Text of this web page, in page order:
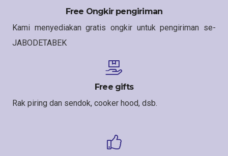
Free Ongkir pengiriman
Kami menyediakan gratis ongkir untuk pengiriman se-
JABODETABEK
Free gifts
Rak piring dan sendok, cooker hood, dsb.